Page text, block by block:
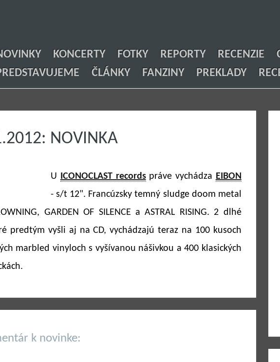
KONCERTY FOTKY REPORTY RECENZIE
ČLÁNKY FANZINY PREKLADY
NOVINKA
U ICONOCLAST recordspráve vychádza EIBON
- s/t 12". Francúzsky temný sludge doom metal
GARDEN OF SILENCE a ASTRAL RISING. 2 dlhé
predtým vyšli aj na CD, vychádzajú teraz na 100 kusoch
marbled vinyloch s vyšívanou nášivkou a 400 klasických
k novinke: